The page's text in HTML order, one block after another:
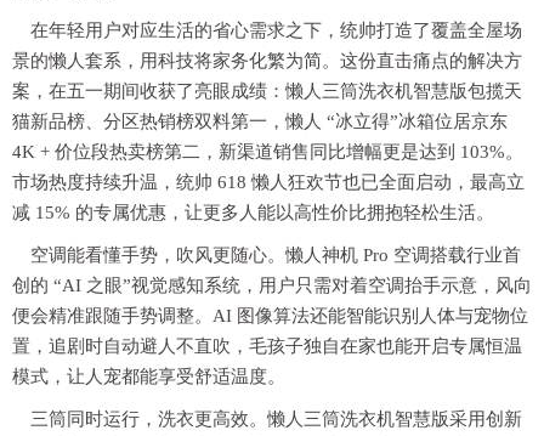
在年轻用户对应生活的省心需求之下，统帅打造了覆盖全屋场
景的懒人套系，用科技将家务化繁为简。这份直击痛点的解决方
案，在五一期间收获了亮眼成绩：懒人三筒洗衣机智慧版包揽天
猫新品榜、分区热销榜双料第一，懒人 “冰立得”冰箱位居京东
4K + 价位段热卖榜第二，新渠道销售同比增幅更是达到 103%。
市场热度持续升温，统帅 618 懒人狂欢节也已全面启动，最高立
减 15% 的专属优惠，让更多人能以高性价比拥抱轻松生活。
空调能看懂手势，吹风更随心。懒人神机 Pro 空调搭载行业首
创的 “AI 之眼”视觉感知系统，用户只需对着空调抬手示意，风向
便会精准跟随手势调整。AI 图像算法还能智能识别人体与宠物位
置，追剧时自动避人不直吹，毛孩子独自在家也能开启专属恒温
模式，让人宠都能享受舒适温度。
三筒同时运行，洗衣更高效。懒人三筒洗衣机智慧版采用创新